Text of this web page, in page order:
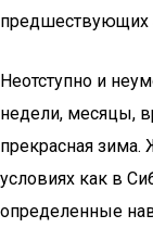
предшествующих
Неотступно и
недели, месяцы,
прекрасная зима.
условиях как в
определенные